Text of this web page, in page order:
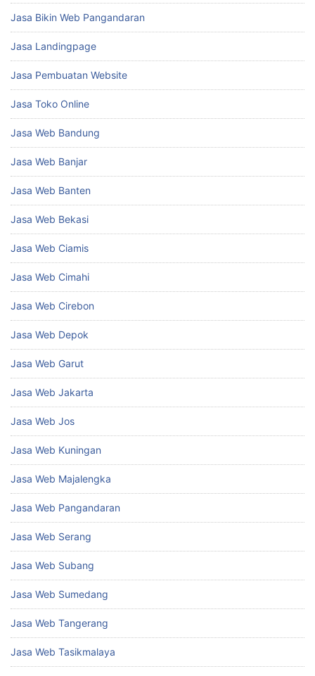
Jasa Bikin Web Pangandaran
Jasa Landingpage
Jasa Pembuatan Website
Jasa Toko Online
Jasa Web Bandung
Jasa Web Banjar
Jasa Web Banten
Jasa Web Bekasi
Jasa Web Ciamis
Jasa Web Cimahi
Jasa Web Cirebon
Jasa Web Depok
Jasa Web Garut
Jasa Web Jakarta
Jasa Web Jos
Jasa Web Kuningan
Jasa Web Majalengka
Jasa Web Pangandaran
Jasa Web Serang
Jasa Web Subang
Jasa Web Sumedang
Jasa Web Tangerang
Jasa Web Tasikmalaya